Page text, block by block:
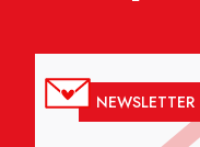
NEWSLETTER